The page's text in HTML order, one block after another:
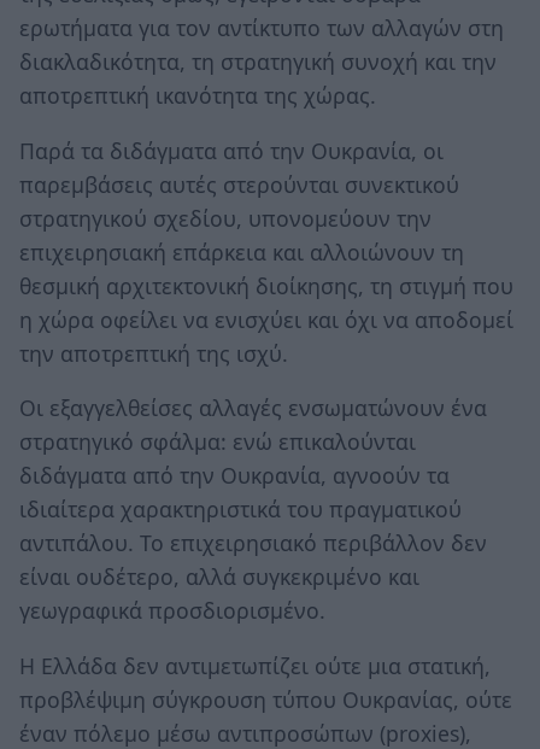
ερωτήματα για τον αντίκτυπο των αλλαγών στη
διακλαδικότητα, τη στρατηγική συνοχή και την
αποτρεπτική ικανότητα της χώρας.
Παρά τα διδάγματα από την Ουκρανία, οι
παρεμβάσεις αυτές στερούνται συνεκτικού
στρατηγικού σχεδίου, υπονομεύουν την
επιχειρησιακή επάρκεια και αλλοιώνουν τη
θεσμική αρχιτεκτονική διοίκησης, τη στιγμή που
η χώρα οφείλει να ενισχύει και όχι να αποδομεί
την αποτρεπτική της ισχύ.
Οι εξαγγελθείσες αλλαγές ενσωματώνουν ένα
στρατηγικό σφάλμα: ενώ επικαλούνται
διδάγματα από την Ουκρανία, αγνοούν τα
ιδιαίτερα χαρακτηριστικά του πραγματικού
αντιπάλου. Το επιχειρησιακό περιβάλλον δεν
είναι ουδέτερο, αλλά συγκεκριμένο και
γεωγραφικά προσδιορισμένο.
Η Ελλάδα δεν αντιμετωπίζει ούτε μια στατική,
προβλέψιμη σύγκρουση τύπου Ουκρανίας, ούτε
έναν πόλεμο μέσω αντιπροσώπων (proxies),